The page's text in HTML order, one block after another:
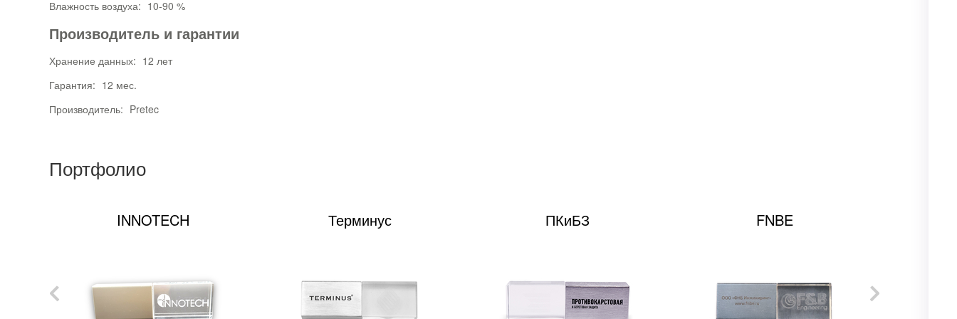
Влажность воздуха: 10-90 %
Производитель и гарантии
Хранение данных: 12 лет
Гарантия: 12 мес.
Производитель: Pretec
Портфолио
INNOTECH Терминус ПКиБЗ FNBE